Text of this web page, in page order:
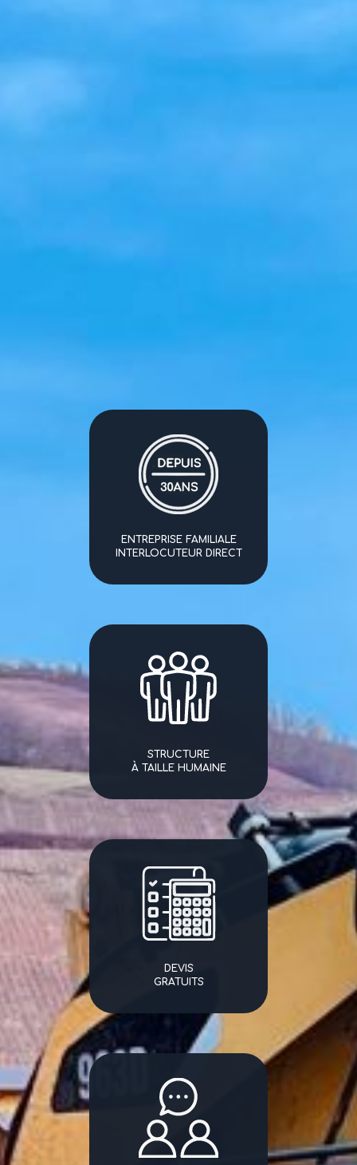
ENTREPRISE FAMILIALE
INTERLOCUTEUR DIRECT
STRUCTURE
À TAILLE HUMAINE
DEVIS
GRATUITS